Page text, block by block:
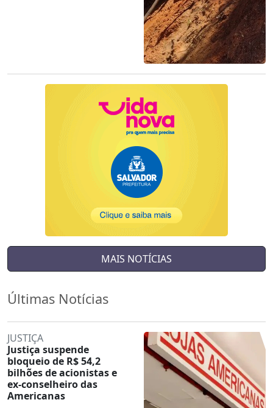
MAIS NOTÍCIAS
Últimas Notícias
JUSTIÇA
Justiça suspende
bloqueio de R$ 54,2
bilhões de acionistas e
ex-conselheiro das
Americanas